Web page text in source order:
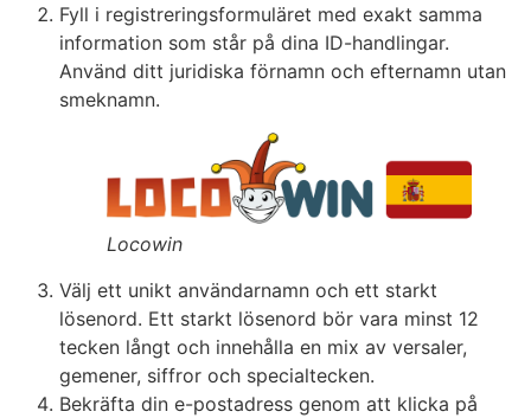
Fyll i registreringsformuläret med exakt samma
information som står på dina ID-handlingar.
Använd ditt juridiska förnamn och efternamn utan
smeknamn.
Locowin
Välj ett unikt användarnamn och ett starkt
lösenord. Ett starkt lösenord bör vara minst 12
tecken långt och innehålla en mix av versaler,
gemener, siffror och specialtecken.
Bekräfta din e-postadress genom att klicka på